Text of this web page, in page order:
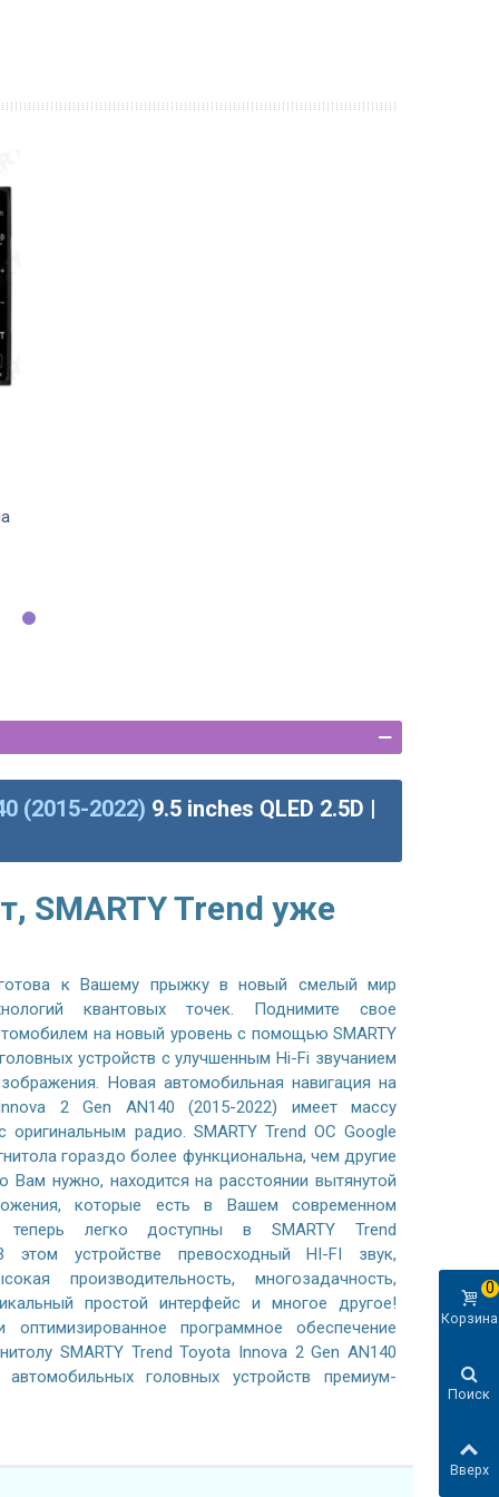
(2015-2022) 9.5 inches QLED 2.5D |
SMARTY Trend уже
к Вашему прыжку в новый смелый мир
квантовых точек. Поднимите свое
на новый уровень с помощью SMARTY
устройств с улучшенным Hi-Fi звучанием
Новая автомобильная навигация на
2 Gen AN140 (2015-2022) имеет массу
радио. SMARTY Trend ОС Google
гораздо более функциональна, чем другие
Вам нужно, находится на расстоянии вытянутой
которые есть в Вашем современном
теперь легко доступны в SMARTY Trend
этом устройстве превосходный HI-FI звук,
производительность, многозадачность,
простой интерфейс и многое другое!
программное обеспечение
SMARTY Trend Toyota Innova 2 Gen AN140
головных устройств премиум-
Корзина
0
Поиск
Вверх